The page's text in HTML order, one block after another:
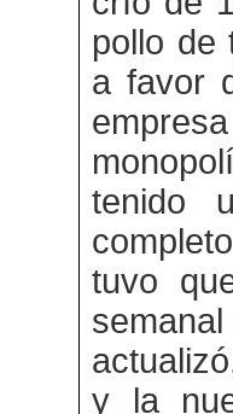
pollo de
a favor
tenido
tuvo
y la